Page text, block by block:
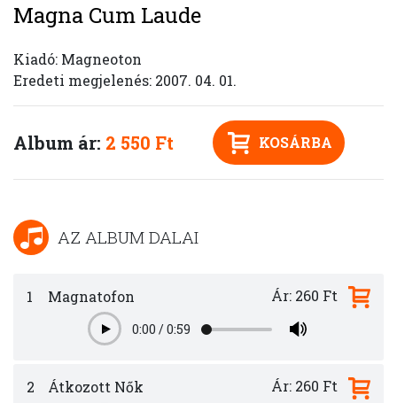
Magna Cum Laude
Kiadó: Magneoton
Eredeti megjelenés: 2007. 04. 01.
Album ár: 2 550 Ft KOSÁRBA
AZ ALBUM DALAI
1 Magnatofon
Play0:00 /0:59
Ár: 260 Ft
2 Átkozott Nők Ár: 260 Ft